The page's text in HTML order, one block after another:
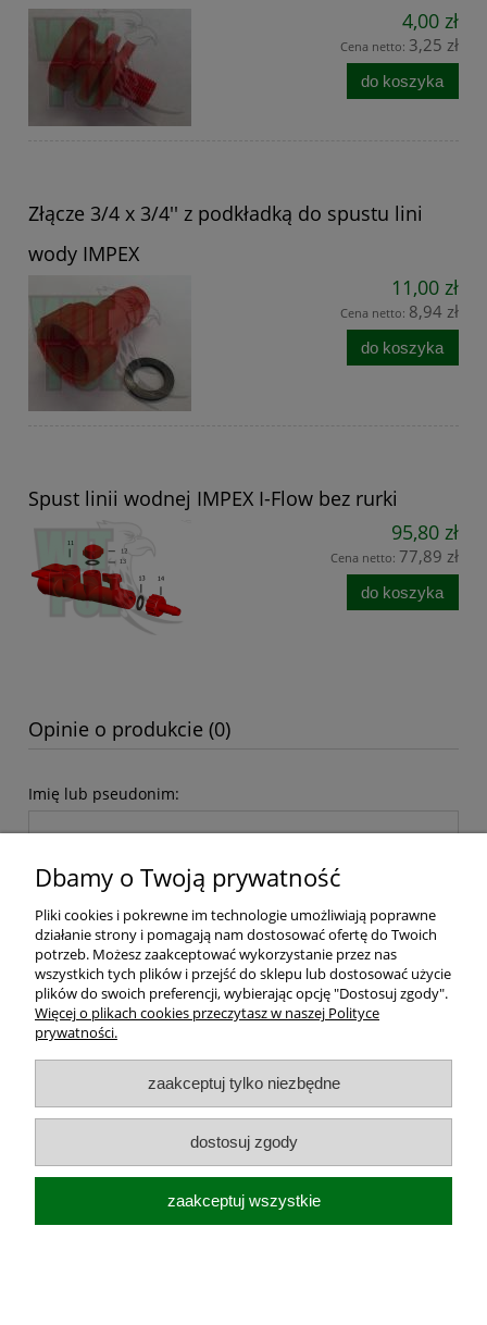
4,00 zł
Cena netto: 3,25 zł
do koszyka
Złącze 3/4 x 3/4'' z podkładką do spustu lini
wody IMPEX
11,00 zł
Cena netto: 8,94 zł
do koszyka
Spust linii wodnej IMPEX I-Flow bez rurki
95,80 zł
Cena netto: 77,89 zł
do koszyka
Opinie o produkcie (0)
Imię lub pseudonim:
Twoja opinia:
Dostawa i koszt transportu
Moje konto
O firmie
Dbamy o Twoją prywatność
Pliki cookies i pokrewne im technologie umożliwiają poprawne
działanie strony i pomagają nam dostosować ofertę do Twoich
potrzeb. Możesz zaakceptować wykorzystanie przez nas
wszystkich tych plików i przejść do sklepu lub dostosować użycie
plików do swoich preferencji, wybierając opcję "Dostosuj zgody".
Więcej o plikach cookies przeczytasz w naszej Polityce
prywatności.
zaakceptuj tylko niezbędne
dostosuj zgody
zaakceptuj wszystkie